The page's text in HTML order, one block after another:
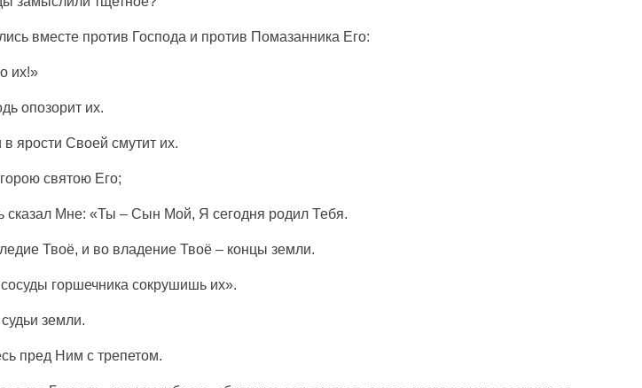
вместе против Господа и против Помазанника Его:
их!»
опозорит их.
ярости Своей смутит их.
святою Его;
сказал Мне: «Ты – Сын Мой, Я сегодня родил Тебя.
Твоё, и во владение Твоё – концы земли.
горшечника сокрушишь их».
земли.
пред Ним с трепетом.